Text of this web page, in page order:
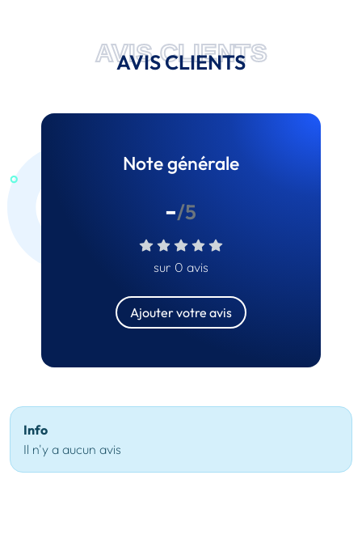
AVIS CLIENTS
AVIS CLIENTS
Note générale
-/5
sur 0 avis
Ajouter votre avis
Info
Il n'y a aucun avis